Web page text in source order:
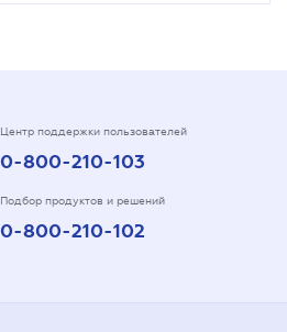
Центр поддержки пользователей
0-800-210-103
Подбор продуктов и решений
0-800-210-102